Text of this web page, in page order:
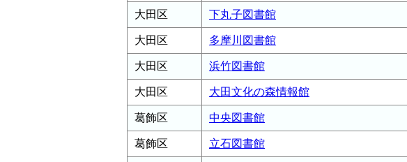
大田区 下丸子図書館
大田区 多摩川図書館
大田区 浜竹図書館
大田区 大田文化の森情報館
葛飾区 中央図書館
葛飾区 立石図書館